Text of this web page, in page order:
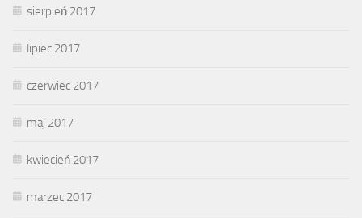
sierpień 2017
lipiec 2017
czerwiec 2017
maj 2017
kwiecień 2017
marzec 2017